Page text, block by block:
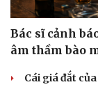
Bác sĩ cảnh
âm thầm bào
Cái giá đắt